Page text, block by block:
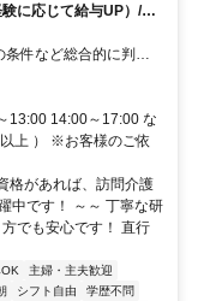
に応じて給与UP）/
】
件など総合的に判断
13:00 14:00～17:00 な
上 ） ※お客様のご依
格があれば、訪問介護
中です！ ～～ 丁寧な研
でも安心です！ 直行
主婦・主夫歓迎
シフト自由
学歴不問